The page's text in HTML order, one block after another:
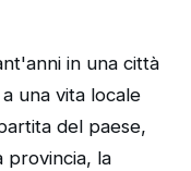
in una città
una vita locale
del paese,
provincia, la